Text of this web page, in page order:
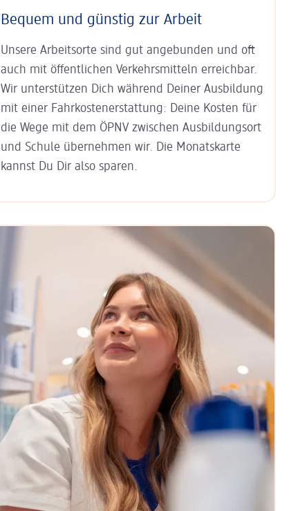
Bequem und günstig zur Arbeit
Unsere Arbeitsorte sind gut an­ge­bunden und oft
auch mit öffent­lichen Verkehrs­mitteln erreichbar.
Wir unterstützen Dich während Deiner Aus­bildung
mit einer Fahr­kosten­erstat­tung: Deine Kosten für
die Wege mit dem ÖPNV zwischen Ausbildungs­ort
und Schule übernehmen wir. Die Monats­karte
kannst Du Dir also sparen.